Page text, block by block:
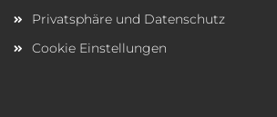
Privatsphäre und Datenschutz
Cookie Einstellungen